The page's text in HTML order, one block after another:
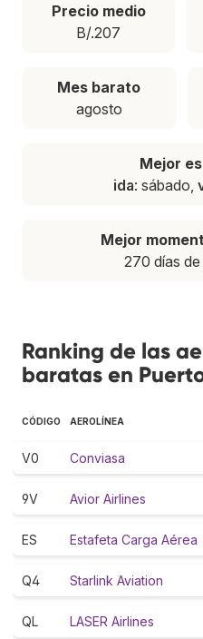
Precio medio
B/.207
Mes barato
agosto
Mejor
ida: sábado,
Mejor
270 días
Ranking de las
baratas en
CÓDIGO AEROLÍNEA
V0 Conviasa
9V Avior Airlines
ES Estafeta Carga Aérea
Q4 Starlink Aviation
QL LASER Airlines